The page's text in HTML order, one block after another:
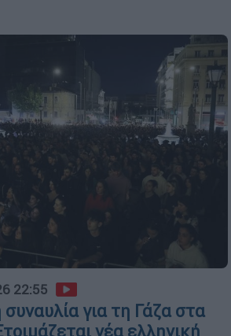
22:55
για τη Γάζα στα
νέα ελληνική